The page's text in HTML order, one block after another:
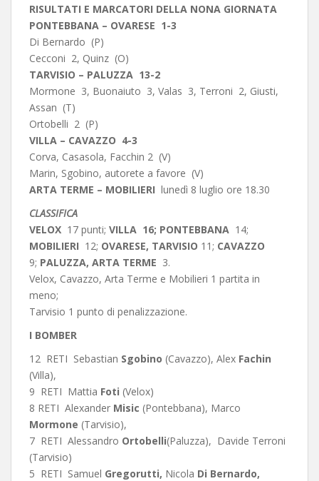
RISULTATI E MARCATORI DELLA NONA GIORNATA
PONTEBBANA – OVARESE 1-3
Di Bernardo (P)
Cecconi 2, Quinz (O)
TARVISIO – PALUZZA 13-2
Mormone 3, Buonaiuto 3, Valas 3, Terroni 2, Giusti,
Assan (T)
Ortobelli 2 (P)
VILLA – CAVAZZO 4-3
Corva, Casasola, Facchin 2 (V)
Marin, Sgobino, autorete a favore (V)
ARTA TERME – MOBILIERI lunedì 8 luglio ore 18.30
CLASSIFICA
VELOX 17 punti; VILLA 16; PONTEBBANA 14;
MOBILIERI 12; OVARESE, TARVISIO 11; CAVAZZO
9; PALUZZA, ARTA TERME 3.
Velox, Cavazzo, Arta Terme e Mobilieri 1 partita in
meno;
Tarvisio 1 punto di penalizzazione.
I BOMBER
12 RETI Sebastian Sgobino (Cavazzo), Alex Fachin
(Villa),
9 RETI Mattia Foti (Velox)
8 RETI Alexander Misic (Pontebbana), Marco
Mormone (Tarvisio),
7 RETI Alessandro Ortobelli(Paluzza), Davide Terroni
(Tarvisio)
5 RETI Samuel Gregorutti, Nicola Di Bernardo,